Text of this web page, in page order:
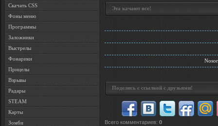
Скачать CSS
Фоны меню
Программы
Заложники
Выстрелы
Фонарики
Прицелы
Взрывы
Радары
STEAM
Карты
Зомби
Эта качают все!
Поделись с ссылкой с друзьями!
Всего комментариев: 0